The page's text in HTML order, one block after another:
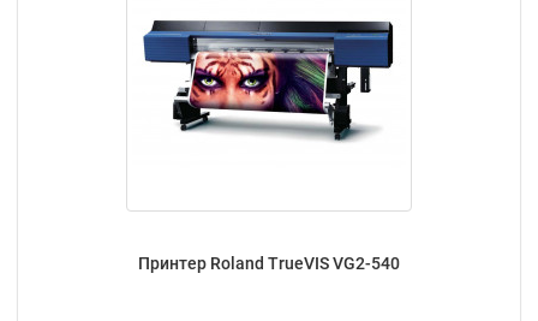
Принтер Roland TrueVIS VG2-540